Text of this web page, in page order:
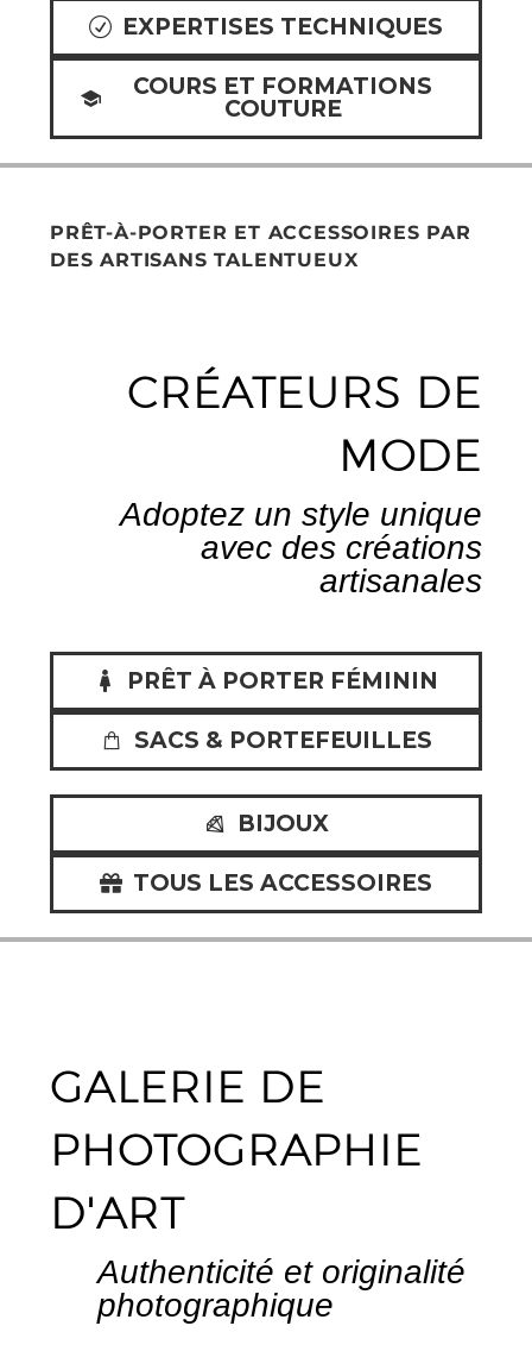
EXPERTISES TECHNIQUES
COURS ET FORMATIONS
COUTURE
PRÊT-À-PORTER ET ACCESSOIRES PAR
DES ARTISANS TALENTUEUX
CRÉATEURS DE
MODE
Adoptez un style unique
avec des créations
artisanales
PRÊT À PORTER FÉMININ
SACS & PORTEFEUILLES
BIJOUX
TOUS LES ACCESSOIRES
GALERIE DE
PHOTOGRAPHIE
D'ART
Authenticité et originalité
photographique